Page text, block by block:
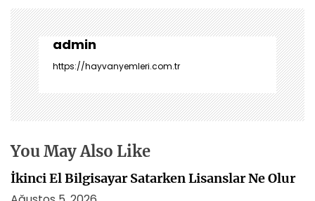
g
e
z
i
n
m
e
i
admin
https://hayvanyemleri.com.tr
You May Also Like
İkinci El Bilgisayar Satarken Lisanslar Ne Olur